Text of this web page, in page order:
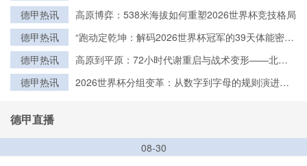
德甲热讯
高原博弈：538米海拔如何重塑2026世界杯竞技格局
德甲热讯
“跑动定乾坤：解码2026世界杯冠军的39天体能密
德甲热讯
高原到平原：72小时代谢重启与战术变形——北美
德甲热讯
2026世界杯分组变革：从数字到字母的规则演进与
德甲直播
08-30